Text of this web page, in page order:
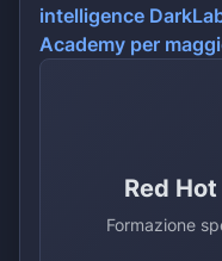
intelligence
Academy per
Red
Formazione